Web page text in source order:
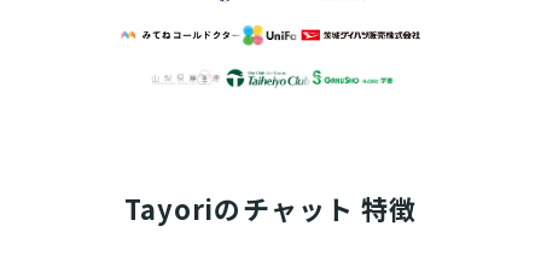
Tayoriのチャット 特徴